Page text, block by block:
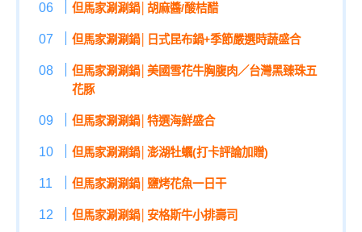
但馬家涮涮鍋│胡麻醬/酸桔醋
但馬家涮涮鍋│日式昆布鍋+季節嚴選時蔬盛合
但馬家涮涮鍋│美國雪花牛胸腹肉／台灣黑臻珠五
花豚
但馬家涮涮鍋│特選海鮮盛合
但馬家涮涮鍋│澎湖牡蠣(打卡評論加贈)
但馬家涮涮鍋│鹽烤花魚一日干
但馬家涮涮鍋│安格斯牛小排壽司